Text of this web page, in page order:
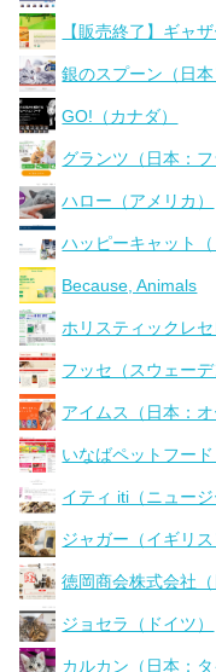
【販売終了】ギャ
銀のスプーン（日本
GO!（カナダ）
グランツ（日本：フ
ハロー（アメリカ）
ハッピーキャット（
Because, Animals
ホリスティックレ
フッセ（スウェーデ
アイムス（日本：オ
いなばペットフード
イティ iti（ニュージ
ジャガー（イギリス
徳岡商会株式会社（
ジョセラ（ドイツ）
カルカン（日本：タ